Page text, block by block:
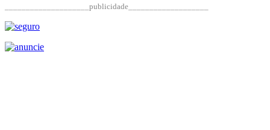
____________________publicidade___________________